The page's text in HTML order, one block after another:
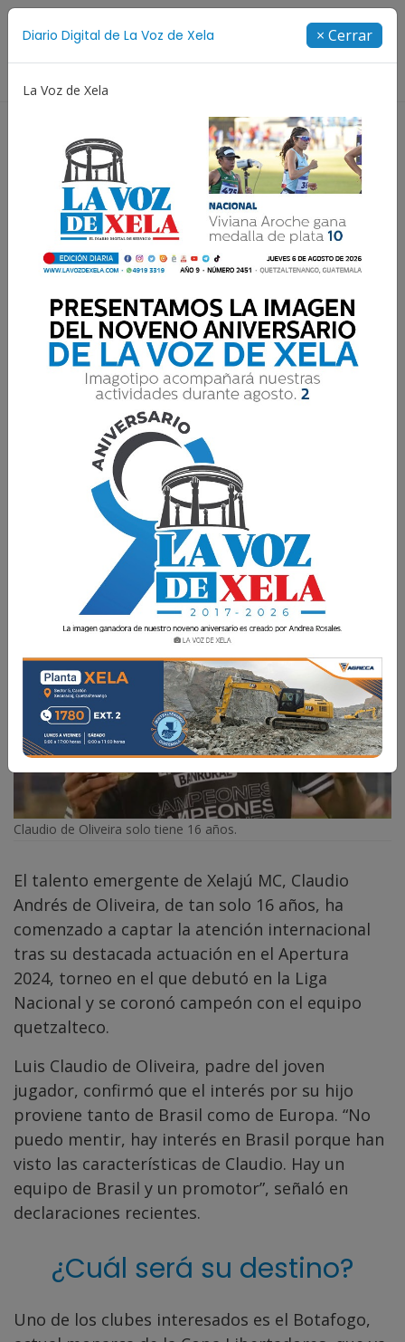
Diario Digital de La Voz de Xela × Cerrar
La Voz de Xela
Claudio Andrés de
Oliveira: despierta interés
en Brasil y en Europa
El juvenil de Xelajú MC se consagró campeón en
el mismo torneo en el que debutó.
La Voz de Xela 3 Enero 2025 14:54
Claudio de Oliveira solo tiene 16 años.
El talento emergente de Xelajú MC, Claudio
Andrés de Oliveira, de tan solo 16 años, ha
comenzado a captar la atención internacional
tras su destacada actuación en el Apertura
2024, torneo en el que debutó en la Liga
Nacional y se coronó campeón con el equipo
quetzalteco.
Luis Claudio de Oliveira, padre del joven
jugador, confirmó que el interés por su hijo
proviene tanto de Brasil como de Europa. “No
puedo mentir, hay interés en Brasil porque han
visto las características de Claudio. Hay un
equipo de Brasil y un promotor”, señaló en
declaraciones recientes.
¿Cuál será su destino?
Uno de los clubes interesados es el Botafogo,